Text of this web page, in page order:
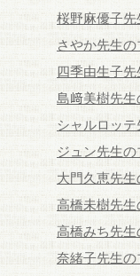
桜野麻優子
さやか先生
四季由生子
島﨑美樹先生
シャルロッ
ジュン先生の
大門久恵先
高橋未樹先生
高橋みち先生
奈緒子先生の